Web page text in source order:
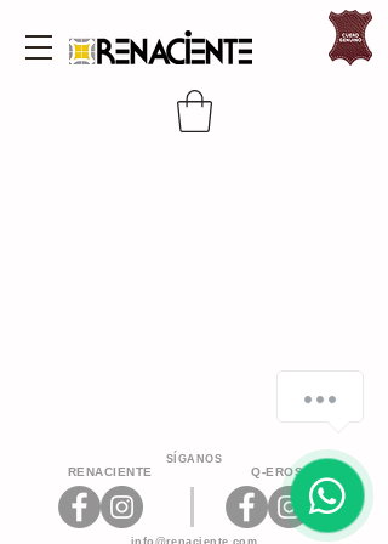
SÍGANOS
RENACIENTE Q-EROS
info@renaciente.com